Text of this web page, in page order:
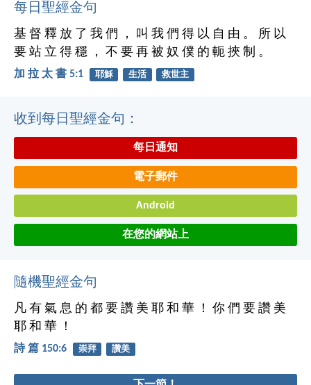
每日聖經金句
基 督 釋 放 了 我 們 ， 叫 我 們 得 以 自 由 。 所 以
要 站 立 得 穩 ， 不 要 再 被 奴 僕 的 軛 挾 制 。
加 拉 太 書 5:1 耶穌 生活 救世主
收到每日聖經金句：
每日通知
電子郵件
Android
在您的網站上
隨機聖經金句
凡 有 氣 息 的 都 要 讚 美 耶 和 華 ！ 你 們 要 讚 美
耶 和 華 ！
詩 篇 150:6 崇拜 讚美